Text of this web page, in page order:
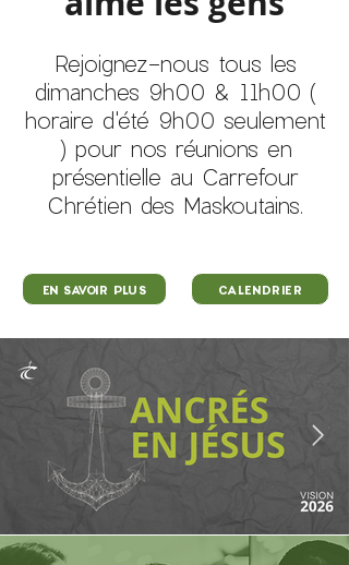
Rejoignez-nous tous les
dimanches 9h00 & 11h00 (
horaire d'été 9h00 seulement
) pour nos réunions en
présentielle au Carrefour
Chrétien des Maskoutains.
EN SAVOIR PLUS CALENDRIER